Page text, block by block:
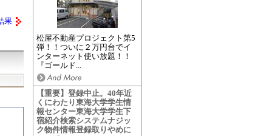
松屋不動産プロジェクト第5
弾！！ついに２万円台でイ
ンターネット使い放題！！
『ゴールド...
【重要】登録中止。40年近
くにわたり東海大学学生情
報センター東海大学学生下
宿紹介検索システムナジッ
ク物件情報登録取りやめに
果